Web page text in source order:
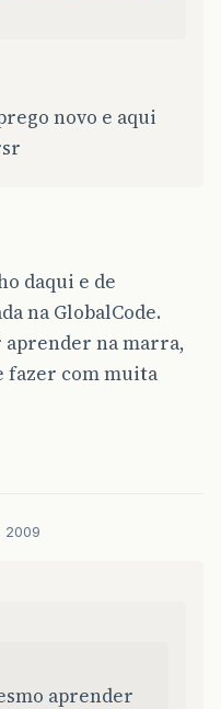
novo e aqui
daqui e de
na GlobalCode.
aprender na marra,
fazer com muita
2009
aprender